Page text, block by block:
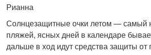
Рианна
Солнцезащитные очки летом — самый
пляжей, ясных дней в календаре
дальше в ход идут средства защиты